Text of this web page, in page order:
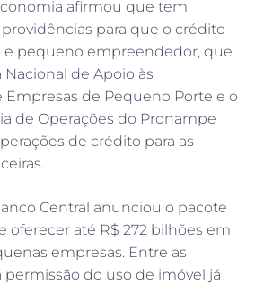
afirmou que tem
para que o crédito
e pequeno empreendedor, que
de Apoio às
Empresas de Pequeno Porte e o
de Operações do Pronampe
de crédito para as
Central anunciou o pacote
oferecer até R$ 272 bilhões em
empresas. Entre as
permissão do uso de imóvel já